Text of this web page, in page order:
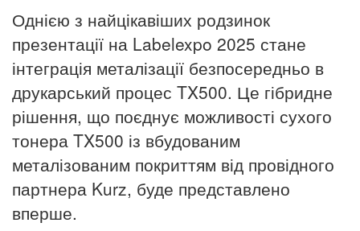
Однією з найцікавіших родзинок
презентації на Labelexpo 2025 стане
інтеграція металізації безпосередньо в
друкарський процес TX500. Це гібридне
рішення, що поєднує можливості сухого
тонера TX500 із вбудованим
металізованим покриттям від провідного
партнера Kurz, буде представлено
вперше.